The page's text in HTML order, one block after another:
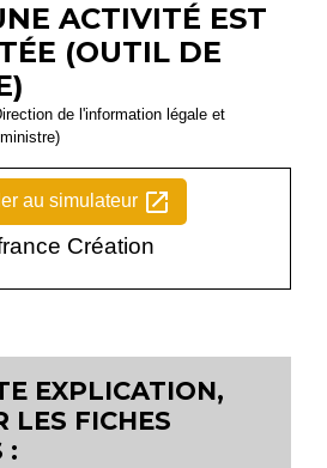
ACTIVITÉ EST
(OUTIL DE
de l'information légale et
au simulateur open_in_new
Création
EXPLICATION,
LES FICHES
: